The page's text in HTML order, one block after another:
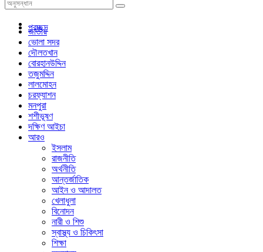
প্রচ্ছদ
জাতীয়
ভোলা সদর
দৌলতখান
বোরহানউদ্দিন
তজুমদ্দিন
লালমোহন
চরফ্যাশন
মনপুরা
শশীভূষণ
দক্ষিণ আইচা
আরও
ইসলাম
রাজনীতি
অর্থনীতি
আন্তর্জাতিক
আইন ও আদালত
খেলাধুলা
বিনোদন
নারী ও শিশু
স্বাস্থ্য ও চিকিৎসা
শিক্ষা